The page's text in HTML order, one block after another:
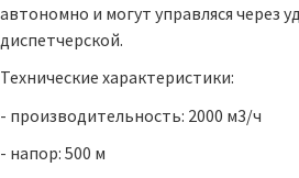
автономно и могут управляся через
диспетчерской.
Технические характеристики:
- производительность: 2000 м3/ч
- напор: 500 м